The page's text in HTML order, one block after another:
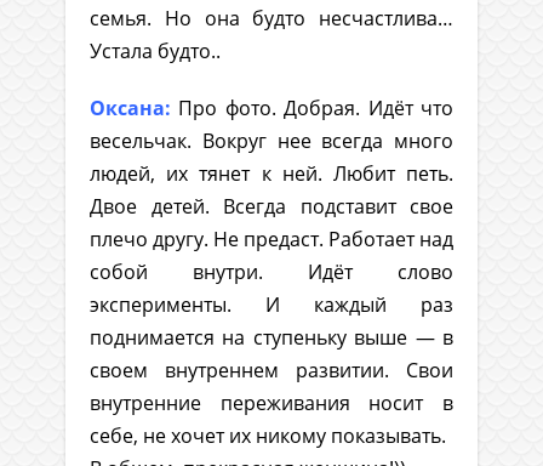
семья. Но она будто несчастлива…
Устала будто..
Оксана: Про фото. Добрая. Идёт что
весельчак. Вокруг нее всегда много
людей, их тянет к ней. Любит петь.
Двое детей. Всегда подставит свое
плечо другу. Не предаст. Работает над
собой внутри. Идёт слово
эксперименты. И каждый раз
поднимается на ступеньку выше — в
своем внутреннем развитии. Свои
внутренние переживания носит в
себе, не хочет их никому показывать.